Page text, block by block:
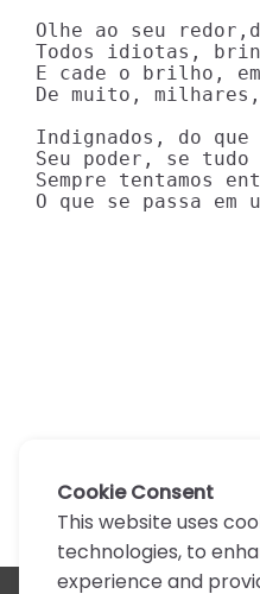
Olhe ao seu
Todos idiotas,
E cade o brilho,
De muito,
Indignados, do que
Seu poder, se tudo
Sempre tentamos
O que se passa em
Cookie Consent
This website uses
technologies, to
experience and